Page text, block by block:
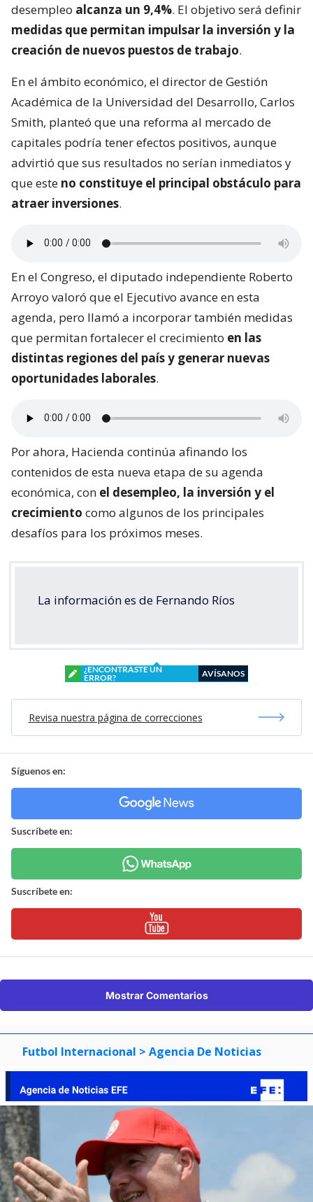
desempleo alcanza un 9,4%. El objetivo será definir
medidas que permitan impulsar la inversión y la
creación de nuevos puestos de trabajo.
En el ámbito económico, el director de Gestión
Académica de la Universidad del Desarrollo, Carlos
Smith, planteó que una reforma al mercado de
capitales podría tener efectos positivos, aunque
advirtió que sus resultados no serían inmediatos y
que este no constituye el principal obstáculo para
atraer inversiones.
En el Congreso, el diputado independiente Roberto
Arroyo valoró que el Ejecutivo avance en esta
agenda, pero llamó a incorporar también medidas
que permitan fortalecer el crecimiento en las
distintas regiones del país y generar nuevas
oportunidades laborales.
Por ahora, Hacienda continúa afinando los
contenidos de esta nueva etapa de su agenda
económica, con el desempleo, la inversión y el
crecimiento como algunos de los principales
desafíos para los próximos meses.
La información es de Fernando Ríos
¿ENCONTRASTE UN
ERROR?
AVÍSANOS
Revisa nuestra página de correcciones
Síguenos en:
Suscríbete en:
Suscríbete en:
Mostrar Comentarios
Futbol Internacional > Agencia De Noticias